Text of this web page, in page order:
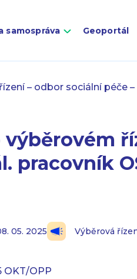
samospráva Geoportál
– odbor sociální péče
výběrovém
pracovník
05. 2025 Výběrová
OKT/OPP